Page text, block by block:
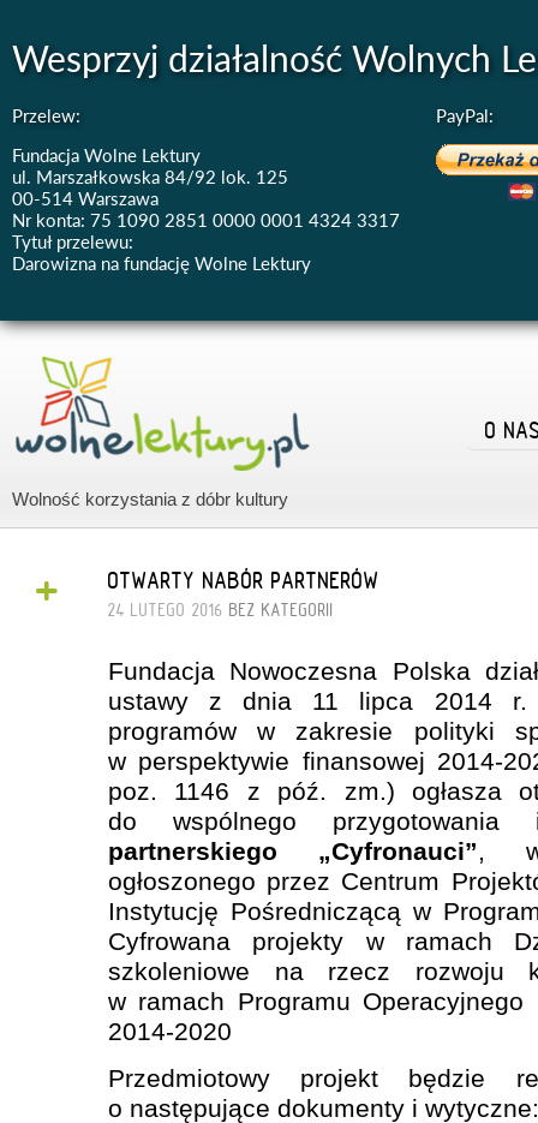
Wesprzyj działalność Wolnych
Przelew:
Fundacja Wolne Lektury
ul. Marszałkowska 84/92 lok. 125
00-514 Warszawa
Nr konta: 75 1090 2851 0000 0001 4324 3317
Tytuł przelewu:
Darowizna na fundację Wolne Lektury
PayPal:
Wolność korzystania z dóbr kultury
O
+ OTWARTY NABÓR PARTNERÓW
24 LUTEGO 2016 BEZ KATEGORII
Fundacja Nowoczesna Polska
ustawy z dnia 11 lipca 2014 r.
programów w zakresie polityki
w perspektywie finansowej 2014-
poz. 1146 z póź. zm.) ogłasza
do wspólnego
partnerskiego „Cyfronauci”, w
ogłoszonego przez Centrum
Instytucję Pośredniczącą w
Cyfrowana projekty w ramach
szkoleniowe na rzecz rozwoju
w ramach Programu
2014-2020
Przedmiotowy projekt będzie
o następujące dokumenty i wytyczne: